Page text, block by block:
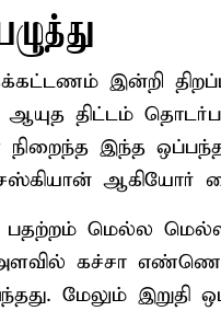
இன்றி
திட்டம்
இந்த
ஆகியோர்
மெல்ல
அளவில் கச்சா
மேலும் இறுதி